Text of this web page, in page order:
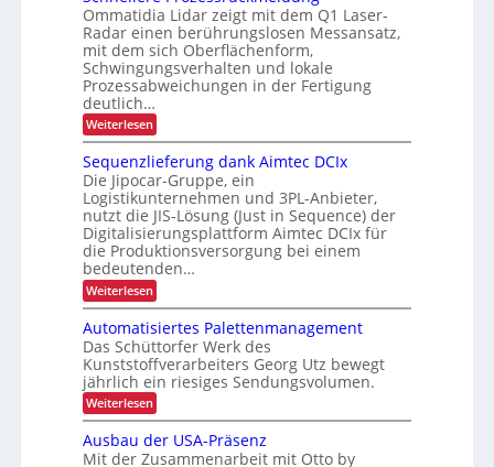
o
r
t
Iü
r
R
e
y
c
l
i
n
g
h
ö
f
e
B
a
u
r
e
i
h
e
n
j
t
z
t
e
r
h
ä
l
t
l
i
e
t
g
e
c
h
ä
f
t
f
ü
r
k
u
r
z
f
r
i
s
t
Ommatidia Lidar zeigt mit dem Q1 Laser-
Radar einen berührungslosen Messansatz,
mit dem sich Oberflächenform,
Schwingungsverhalten und lokale
Prozessabweichungen in der Fertigung
deutlich…
Weiterlesen:
S
c
h
n
e
l
l
e
r
e
P
r
o
z
e
s
s
r
ü
c
k
m
Sequenzlieferung dank Aimtec DCIx
Die Jipocar-Gruppe, ein
Logistikunternehmen und 3PL-Anbieter,
nutzt die JIS-Lösung (Just in Sequence) der
Digitalisierungsplattform Aimtec DCIx für
die Produktionsversorgung bei einem
bedeutenden…
Weiterlesen:
S
q
u
e
n
z
l
e
f
Automatisiertes Palettenmanagement
Das Schüttorfer Werk des
Kunststoffverarbeiters Georg Utz bewegt
jährlich ein riesiges Sendungsvolumen.
Weiterlesen:
A
u
t
o
Ausbau der USA-Präsenz
Mit der Zusammenarbeit mit Otto by